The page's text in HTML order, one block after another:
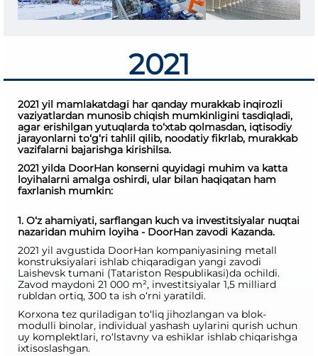
2021
2021 yil mamlakatdagi har qanday murakkab inqirozli
vaziyatlardan munosib chiqish mumkinligini tasdiqladi,
agar erishilgan yutuqlarda to‘xtab qolmasdan, iqtisodiy
jarayonlarni to‘g‘ri tahlil qilib, noodatiy fikrlab, murakkab
vazifalarni bajarishga kirishilsa.
2021 yilda DoorHan konserni quyidagi muhim va katta
loyihalarni amalga oshirdi, ular bilan haqiqatan ham
faxrlanish mumkin:
1. O‘z ahamiyati, sarflangan kuch va investitsiyalar nuqtai
nazaridan muhim loyiha - DoorHan zavodi Kazanda.
2021 yil avgustida DoorHan kompaniyasining metall
konstruksiyalari ishlab chiqaradigan yangi zavodi
Laishevsk tumani (Tatariston Respublikasi)da ochildi.
Zavod maydoni 21 000 m², investitsiyalar 1,5 milliard
rubldan ortiq, 300 ta ish o‘rni yaratildi.
Korxona tez quriladigan to‘liq jihozlangan va blok-
modulli binolar, individual yashash uylarini qurish uchun
uy komplektlari, ro‘lstavny va eshiklar ishlab chiqarishga
ixtisoslashgan.